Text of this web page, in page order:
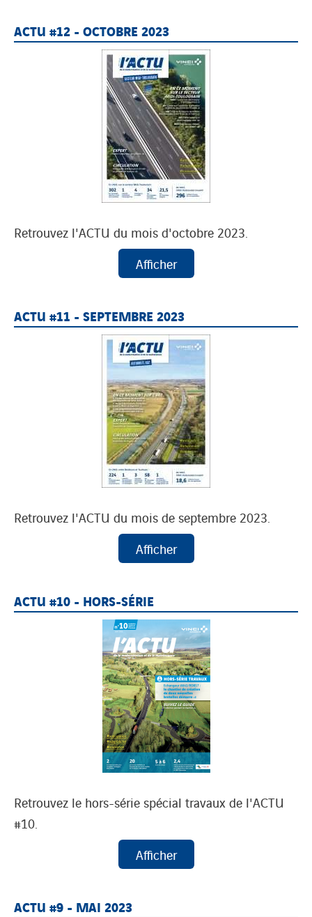
ACTU #12 - OCTOBRE 2023
Retrouvez l'ACTU du mois d'octobre 2023.
ACTU #11 - SEPTEMBRE 2023
Retrouvez l'ACTU du mois de septembre 2023.
ACTU #10 - HORS-SÉRIE
Retrouvez le hors-série spécial travaux de l'ACTU
#10.
ACTU #9 - MAI 2023